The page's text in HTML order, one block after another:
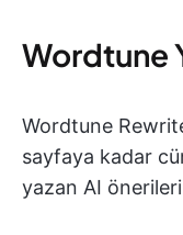
Wordtune
Wordtune
sayfaya kadar
yazan AI önerileri